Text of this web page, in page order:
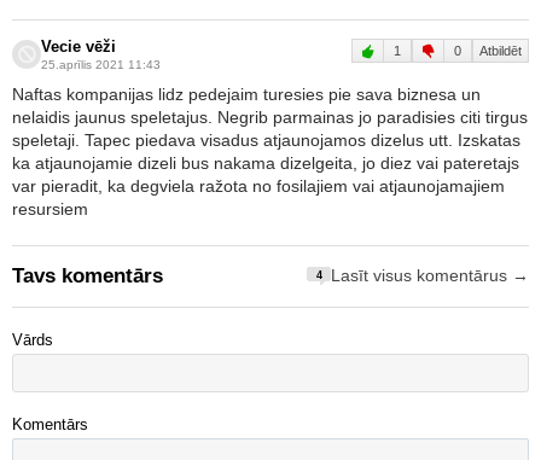
Vecie vēži
25.aprīlis 2021 11:43
1 0 Atbildēt
Naftas kompanijas lidz pedejaim turesies pie sava biznesa un
nelaidis jaunus speletajus. Negrib parmainas jo paradisies citi tirgus
speletaji. Tapec piedava visadus atjaunojamos dizelus utt. Izskatas
ka atjaunojamie dizeli bus nakama dizelgeita, jo diez vai pateretajs
var pieradit, ka degviela ražota no fosilajiem vai atjaunojamajiem
resursiem
Tavs komentārs 4 Lasīt visus komentārus →
Vārds
Komentārs